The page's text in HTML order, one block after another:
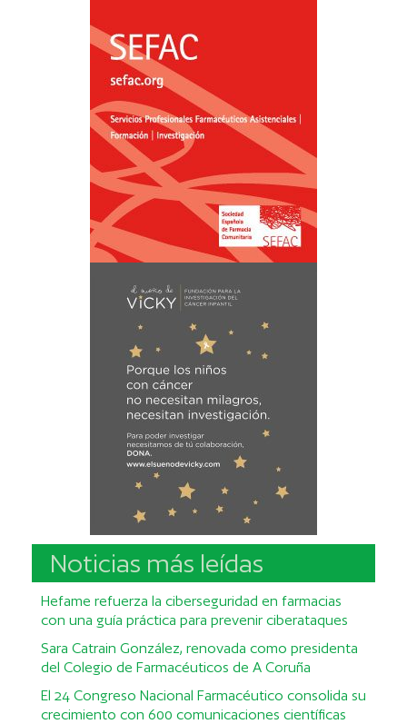
Noticias más leídas
Hefame refuerza la ciberseguridad en farmacias
con una guía práctica para prevenir ciberataques
Sara Catrain González, renovada como presidenta
del Colegio de Farmacéuticos de A Coruña
El 24 Congreso Nacional Farmacéutico consolida su
crecimiento con 600 comunicaciones científicas